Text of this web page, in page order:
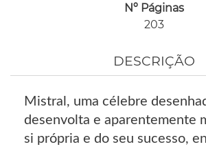
Nº Páginas
203
DESCRIÇÃO
Mistral, uma célebre
desenvolta e aparentemente
si própria e do seu sucesso,